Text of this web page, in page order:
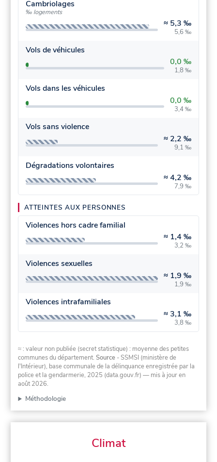
Cambriolages
‰ logements
≈ 5,3 ‰
5,6 ‰
Vols de véhicules
0,0 ‰
1,8 ‰
Vols dans les véhicules
0,0 ‰
3,4 ‰
Vols sans violence
≈ 2,2 ‰
9,1 ‰
Dégradations volontaires
≈4,2 ‰
7,9 ‰
ATTEINTES AUX PERSONNES
Violences hors cadre familial
≈ 1,4 ‰
3,2 ‰
Violences sexuelles
≈ 1,9 ‰
1,9 ‰
Violences intrafamiliales
≈ 3,1 ‰
3,8 ‰
≈ : valeur non publiée (secret statistique) : moyenne des petites
communes du département.Source - SSMSI (ministère de
l'Intérieur), base communale de la délinquance enregistrée par la
police et la gendarmerie, 2025 (data.gouv.fr) — mis à jour en
août 2026.
Méthodologie
Climat